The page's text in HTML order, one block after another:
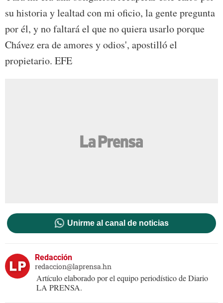
su historia y lealtad con mi oficio, la gente pregunta
por él, y no faltará el que no quiera usarlo porque
Chávez era de amores y odios', apostilló el
propietario. EFE
Unirme al canal de noticias
Redacción
redaccion@laprensa.hn
Artículo elaborado por el equipo periodístico de Diario
LA PRENSA.